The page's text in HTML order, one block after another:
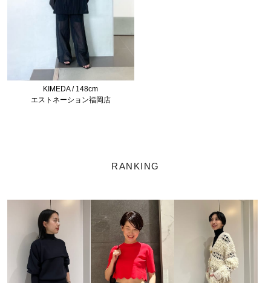
KIMEDA / 148cm
エストネーション福岡店
RANKING